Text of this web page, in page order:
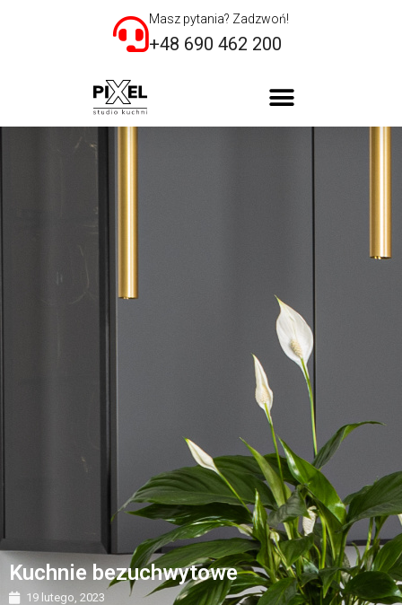
Masz pytania? Zadzwoń!
+48 690 462 200
Kuchnie bezuchwytowe
19 lutego, 2023